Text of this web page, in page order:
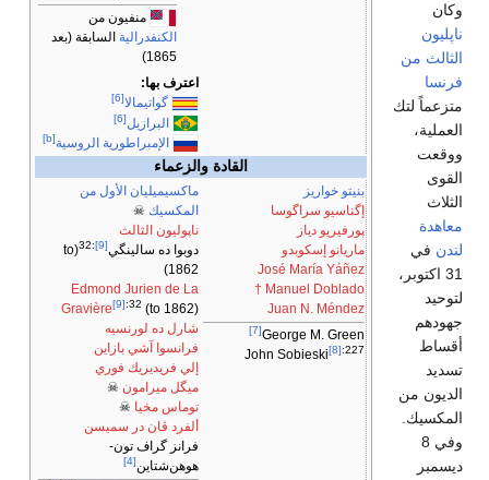
منفيون من
الكنفدرالية السابقة (بعد
1865)
اعترف بها:
گواتيمالا[6]
البرازيل[6]
الإمبراطورية الروسية[b]
القادة والزعماء
بنيتو خواريز
إگناسيو سراگوسا
پورفيريو دياز
ماريانو إسكوبدو
José María Yáñez
Manuel Doblado
†
Juan N. Méndez
George M. Green
[7]
John Sobieski [8]:227
ماكسيميليان الأول من
المكسيك ☠
ناپوليون الثالث
دوبوا ده سالينگي[9]
:32
(to
1862)
Edmond Jurien de La
Gravière
[9]:32 (to 1862)
شارل ده لورنسيه
فرانسوا آشي بازاين
إلي فريديريك فوري
ميگل ميرامون ☠
توماس مخيا ☠
ألفرد ڤان در سميسن
فرانز گراف تون-
هوهن‌شتاين[4]
وكان
ناپليون
الثالث من
فرنسا
متزعماً لتك
العملية،
ووقعت
القوى
الثلاث
معاهدة
لندن في
31 اكتوبر،
لتوحيد
جهودهم
أقساط
تسديد
الديون من
المكسيك.
وفي 8
ديسمبر